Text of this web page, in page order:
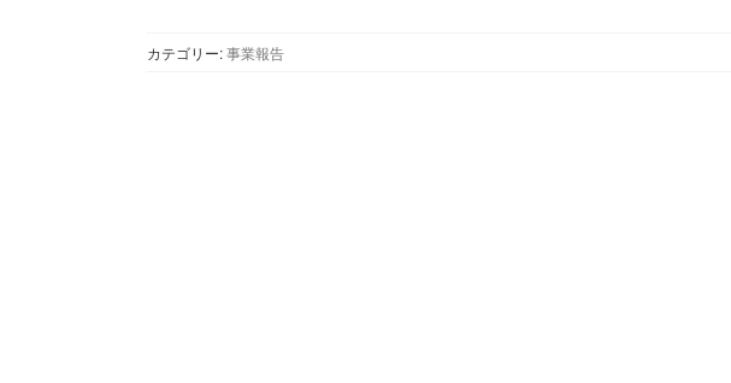
カテゴリー:事業報告